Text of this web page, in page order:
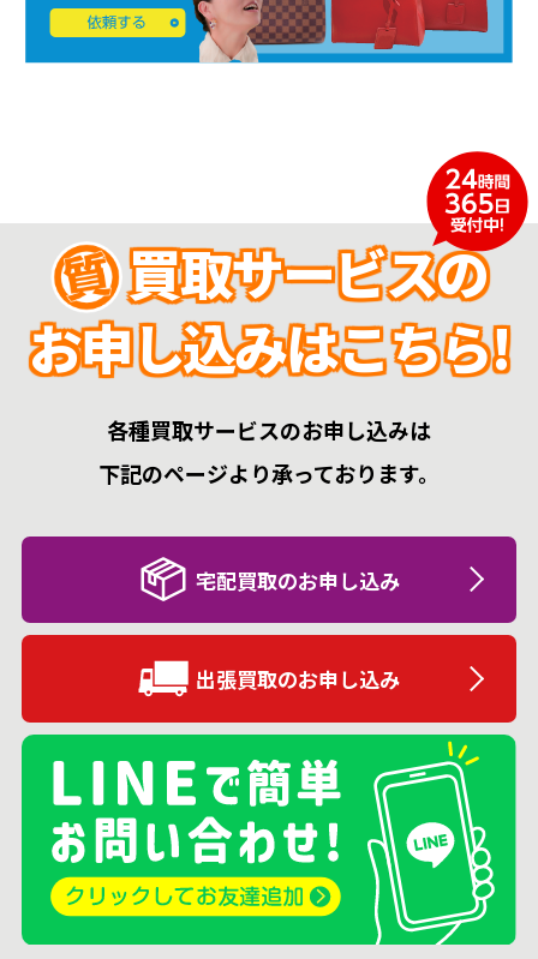
買取サービスの
お申し込みはこちら!
各種買取サービスのお申し込みは
下記のページより承っております。
宅配買取のお申し込み
出張買取のお申し込み